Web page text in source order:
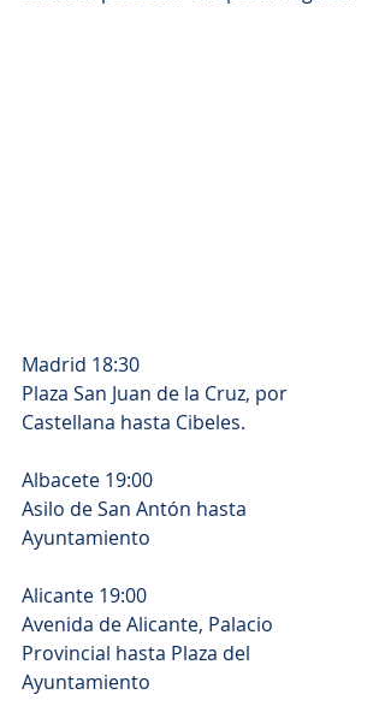
Madrid 18:30
Plaza San Juan de la Cruz, por
Castellana hasta Cibeles.
Albacete 19:00
Asilo de San Antón hasta
Ayuntamiento
Alicante 19:00
Avenida de Alicante, Palacio
Provincial hasta Plaza del
Ayuntamiento